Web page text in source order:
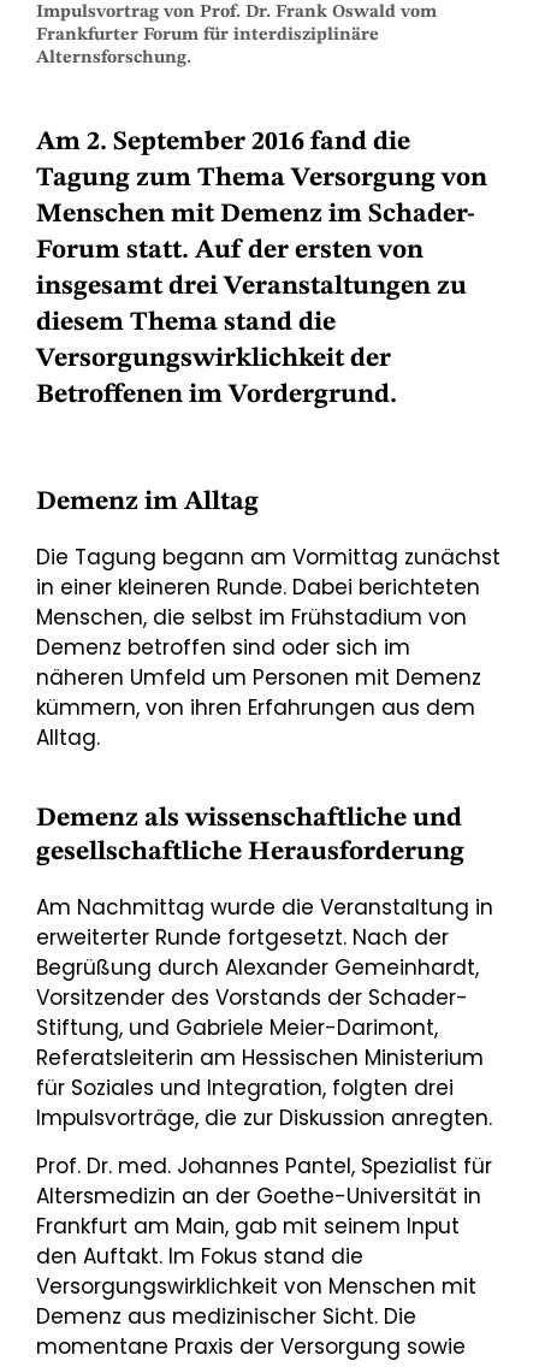
Impulsvortrag von Prof. Dr. Frank Oswald vom
Frankfurter Forum für interdisziplinäre
Alternsforschung.
Am 2. September 2016 fand die
Tagung zum Thema Versorgung von
Menschen mit Demenz im Schader-
Forum statt. Auf der ersten von
insgesamt drei Veranstaltungen zu
diesem Thema stand die
Versorgungswirklichkeit der
Betroffenen im Vordergrund.
Demenz im Alltag
Die Tagung begann am Vormittag zunächst
in einer kleineren Runde. Dabei berichteten
Menschen, die selbst im Frühstadium von
Demenz betroffen sind oder sich im
näheren Umfeld um Personen mit Demenz
kümmern, von ihren Erfahrungen aus dem
Alltag.
Demenz als wissenschaftliche und
gesellschaftliche Herausforderung
Am Nachmittag wurde die Veranstaltung in
erweiterter Runde fortgesetzt. Nach der
Begrüßung durch Alexander Gemeinhardt,
Vorsitzender des Vorstands der Schader-
Stiftung, und Gabriele Meier-Darimont,
Referatsleiterin am Hessischen Ministerium
für Soziales und Integration, folgten drei
Impulsvorträge, die zur Diskussion anregten.
Prof. Dr. med. Johannes Pantel, Spezialist für
Altersmedizin an der Goethe-Universität in
Frankfurt am Main, gab mit seinem Input
den Auftakt. Im Fokus stand die
Versorgungswirklichkeit von Menschen mit
Demenz aus medizinischer Sicht. Die
momentane Praxis der Versorgung sowie